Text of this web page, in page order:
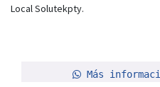
Local Solutekpty.
Más